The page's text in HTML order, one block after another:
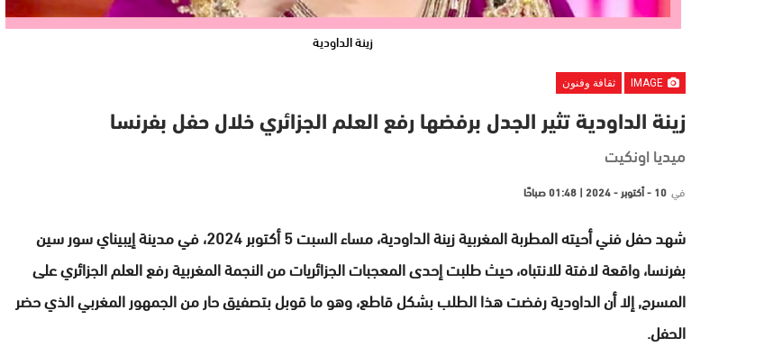
زينة الداودية
ثقافة وفنون
زينة الداودية تثير الجدل برفضها رفع العلم الجزائري خلال حفل بفرنسا
ميديا اونكيت
في 10 - أكتوبر - 2024 | 01:48 صباحًا
شهد حفل فني أحيته المطربة المغربية زينة الداودية، مساء السبت 5 أكتوبر 2024، في مدينة إيبيناي سور سين
بفرنسا، واقعة لافتة للانتباه، حيث طلبت إحدى المعجبات الجزائريات من النجمة المغربية رفع العلم الجزائري على
المسرح, إلا أن الداودية رفضت هذا الطلب بشكل قاطع، وهو ما قوبل بتصفيق حار من الجمهور المغربي الذي حضر
الحفل.